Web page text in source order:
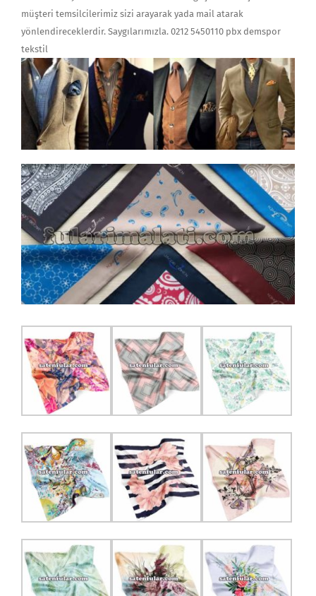
müşteri temsilcilerimiz sizi arayarak yada mail atarak
yönlendireceklerdir. Saygılarımızla. 0212 5450110 pbx demspor
tekstil